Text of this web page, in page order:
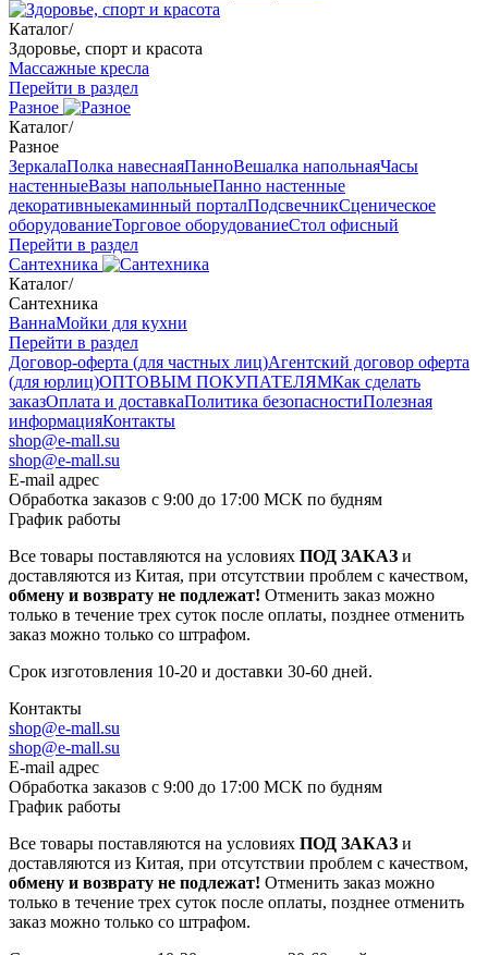
Каталог/
Здоровье, спорт и красота
Массажные кресла
Перейти в раздел
Разное
Каталог/
Разное
ЗеркалаПолка навеснаяПанноВешалка напольнаяЧасы
настенныеВазы напольныеПанно настенные
декоративныекаминный порталПодсвечникСценическое
оборудованиеТорговое оборудованиеСтол офисный
Перейти в раздел
Сантехника
Каталог/
Сантехника
ВаннаМойки для кухни
Перейти в раздел
Договор-оферта (для частных лиц)Агентский договор оферта
(для юрлиц)ОПТОВЫМ ПОКУПАТЕЛЯМКак сделать
заказОплата и доставкаПолитика безопасностиПолезная
информацияКонтакты
shop@e-mall.su
shop@e-mall.su
E-mail адрес
Обработка заказов с 9:00 до 17:00 МСК по будням
График работы
Все товары поставляются на условиях ПОД ЗАКАЗ и
доставляются из Китая, при отсутствии проблем с качеством,
обмену и возврату не подлежат! Отменить заказ можно
только в течение трех суток после оплаты, позднее отменить
заказ можно только со штрафом.
Срок изготовления 10-20 и доставки 30-60 дней.
Контакты
shop@e-mall.su
shop@e-mall.su
E-mail адрес
Обработка заказов с 9:00 до 17:00 МСК по будням
График работы
Все товары поставляются на условиях ПОД ЗАКАЗ и
доставляются из Китая, при отсутствии проблем с качеством,
обмену и возврату не подлежат! Отменить заказ можно
только в течение трех суток после оплаты, позднее отменить
заказ можно только со штрафом.